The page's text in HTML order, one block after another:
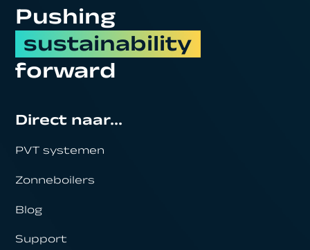
Pushing
sustainability
forward
Direct naar...
PVT systemen
Zonneboilers
Blog
Support